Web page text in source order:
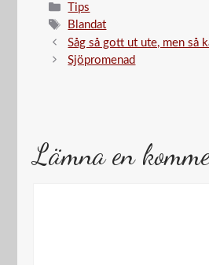
Kategorier
Tips
Etiketter
Blandat
Såg så gott ut ute, men så
Sjöpromenad
Lämna en